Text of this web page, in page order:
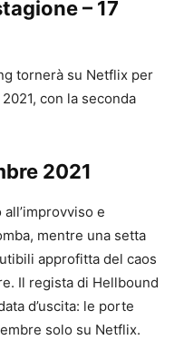
– 17
tornerà su Netflix per
con la seconda
2021
e
mentre una setta
approfitta del caos
Il regista di Hellbound
d’uscita: le porte
solo su Netflix.